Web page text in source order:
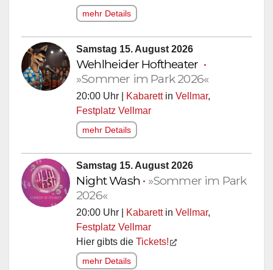
mehr Details
Samstag 15. August 2026
Wehlheider Hoftheater •
»Sommer im Park 2026«
20:00 Uhr | Kabarettin Vellmar,
Festplatz Vellmar
mehr Details
Samstag 15. August 2026
Night Wash • »Sommer im Park
2026«
20:00 Uhr | Kabarettin Vellmar,
Festplatz Vellmar
Hier gibts die Tickets!
mehr Details